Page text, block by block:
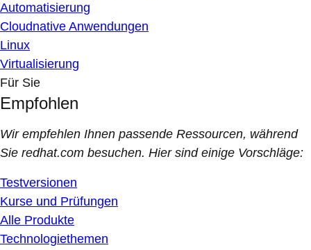
Automatisierung
Cloudnative Anwendungen
Linux
Virtualisierung
Für Sie
Empfohlen
Wir empfehlen Ihnen passende Ressourcen, während
Sie redhat.com besuchen. Hier sind einige Vorschläge:
Testversionen
Kurse und Prüfungen
Alle Produkte
Technologiethemen